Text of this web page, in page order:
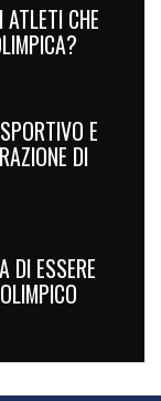
CHE
E
DI
DI ESSERE